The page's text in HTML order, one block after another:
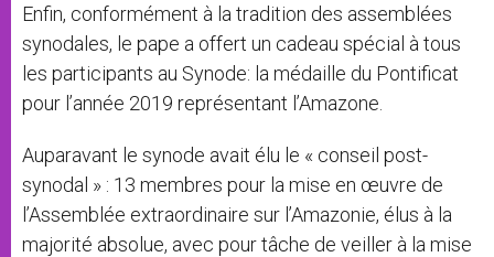
Enfin, conformément à la tradition des assemblées
synodales, le pape a offert un cadeau spécial à tous
les participants au Synode: la médaille du Pontificat
pour l’année 2019 représentant l’Amazone.
Auparavant le synode avait élu le « conseil post-
synodal » : 13 membres pour la mise en œuvre de
l’Assemblée extraordinaire sur l’Amazonie, élus à la
majorité absolue, avec pour tâche de veiller à la mise